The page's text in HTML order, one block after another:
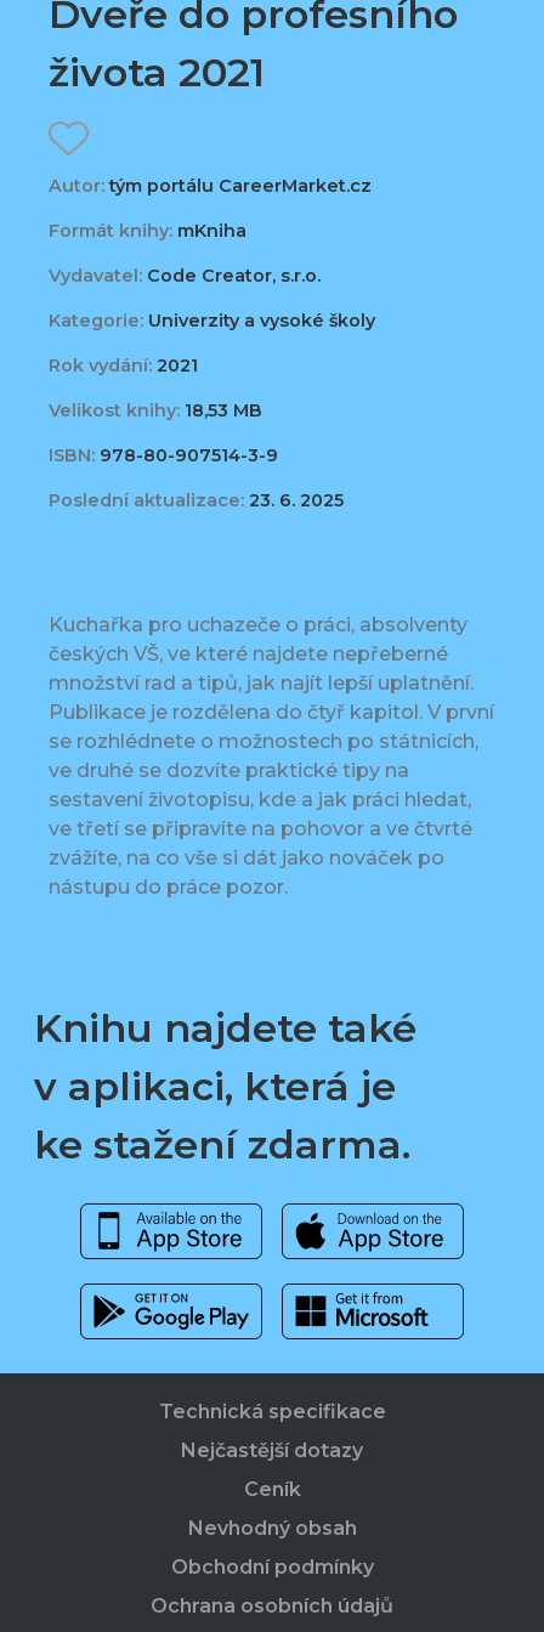
Dveře do profesního
života 2021
Autor:tým portálu CareerMarket.cz
Formát knihy: mKniha
Vydavatel: Code Creator, s.r.o.
Kategorie: Univerzity a vysoké školy
Rok vydání: 2021
Velikost knihy: 18,53 MB
ISBN: 978-80-907514-3-9
Poslední aktualizace: 23. 6. 2025
Kuchařka pro uchazeče o práci, absolventy
českých VŠ, ve které najdete nepřeberné
množství rad a tipů, jak najít lepší uplatnění.
Publikace je rozdělena do čtyř kapitol. V první
se rozhlédnete o možnostech po státnicích,
ve druhé se dozvíte praktické tipy na
sestavení životopisu, kde a jak práci hledat,
ve třetí se připravíte na pohovor a ve čtvrté
zvážíte, na co vše si dát jako nováček po
nástupu do práce pozor.
Knihu najdete také
v aplikaci, která je
ke stažení zdarma.
Technická specifikace
Nejčastější dotazy
Ceník
Nevhodný obsah
Obchodní podmínky
Ochrana osobních údajů